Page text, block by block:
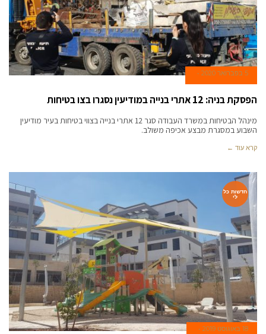
5 בפברואר 2020
הפסקת בניה: 12 אתרי בנייה במודיעין נסגרו בצו בטיחות
מינהל הבטיחות במשרד העבודה סגר 12 אתרי בנייה בצווי בטיחות בעיר מודיעין
השבוע במסגרת מבצע אכיפה משולב.
קרא עוד ←
חדשות כל
לי
18 באוגוסט 2019